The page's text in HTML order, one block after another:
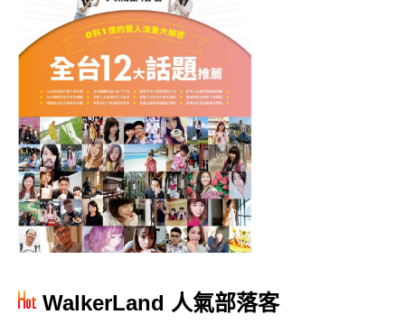
WalkerLand 人氣部落客